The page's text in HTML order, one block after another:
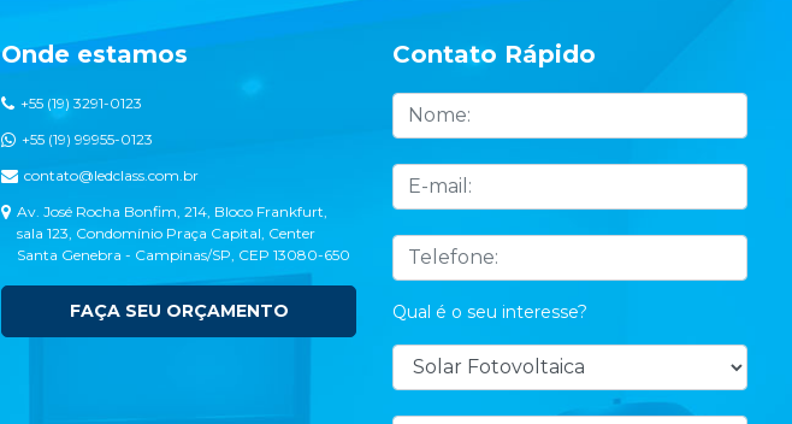
Onde estamos
+55 (19) 3291-0123
+55 (19) 99955-0123
contato@ledclass.com.br
Av. José Rocha Bonfim, 214, Bloco Frankfurt,
sala 123, Condomínio Praça Capital, Center
Santa Genebra - Campinas/SP, CEP 13080-650
FAÇA SEU ORÇAMENTO
Contato Rápido
Qual é o seu interesse?